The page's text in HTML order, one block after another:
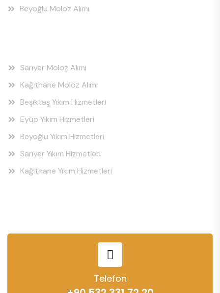
Beyoğlu Moloz Alımı
Sarıyer Moloz Alımı
Kağıthane Moloz Alımı
Beşiktaş Yıkım Hizmetleri
Eyüp Yıkım Hizmetleri
Beyoğlu Yıkım Hizmetleri
Sarıyer Yıkım Hizmetleri
Kağıthane Yıkım Hizmetleri
Telefon